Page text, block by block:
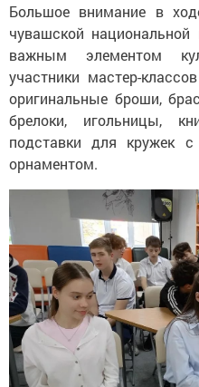
Большое внимание в
чувашской
важным элементом
участники мастер-
оригинальные броши,
брелоки, игольницы,
подставки для кружек
орнаментом.